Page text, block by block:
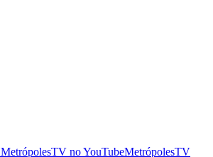
MetrópolesTV noYouTubeMetrópolesTV